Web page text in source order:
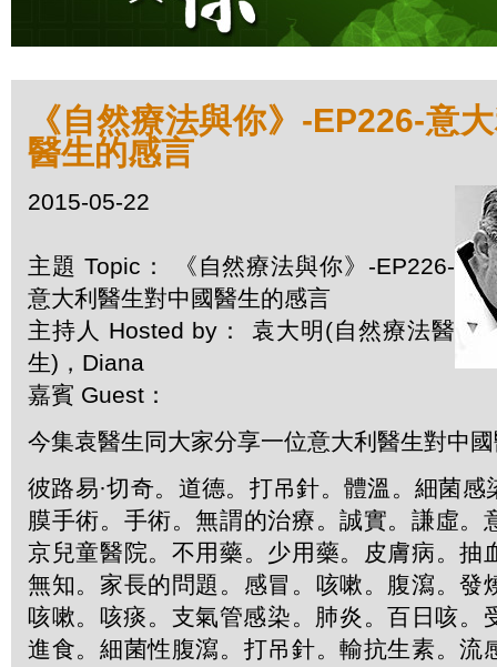
《自然療法與你》-EP226-意
醫生的感言
2015-05-22
主題 Topic： 《自然療法與你》-EP226-
意大利醫生對中國醫生的感言
主持人 Hosted by： 袁大明(自然療法醫
生)，Diana
嘉賓 Guest：
今集袁醫生同大家分享一位意大利醫生對中
彼路易·切奇。道德。打吊針。體溫。細菌感
膜手術。手術。無謂的治療。誠實。謙虛。
京兒童醫院。不用藥。少用藥。皮膚病。抽
無知。家長的問題。感冒。咳嗽。腹瀉。發
咳嗽。咳痰。支氣管感染。肺炎。百日咳。
進食。細菌性腹瀉。打吊針。輸抗生素。流